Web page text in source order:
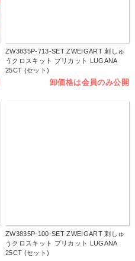
ZW3835P-713-SET ZWEIGART 刺しゅ
うクロスキット プリカット LUGANA
25CT (セット)
卸価格は会員のみ公開
ZW3835P-100-SET ZWEIGART 刺しゅ
うクロスキット プリカット LUGANA
25CT (セット)